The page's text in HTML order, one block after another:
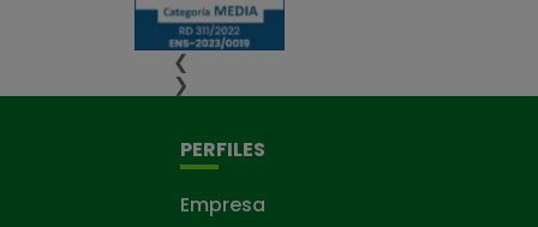
❮
❯
PERFILES
Empresa